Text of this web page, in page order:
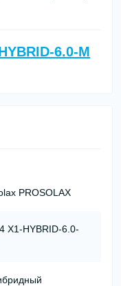
6.0-M
PROSOLAX
X1-HYBRID-6.0-